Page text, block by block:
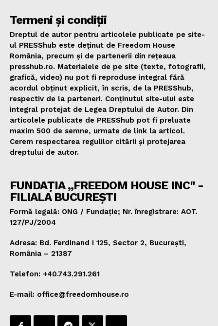
Termeni și condiții
Dreptul de autor pentru articolele publicate pe site-
ul PRESShub este deținut de Freedom House
România, precum și de partenerii din rețeaua
presshub.ro. Materialele de pe site (texte, fotografii,
grafică, video) nu pot fi reproduse integral fără
acordul obținut explicit, în scris, de la PRESShub,
respectiv de la parteneri. Conținutul site-ului este
integral protejat de Legea Dreptului de Autor. Din
articolele publicate de PRESShub pot fi preluate
maxim 500 de semne, urmate de link la articol.
Cerem respectarea regulilor citării și protejarea
dreptului de autor.
FUNDAȚIA „FREEDOM HOUSE INC" -
FILIALA BUCUREȘTI
Formă legală: ONG / Fundație; Nr. înregistrare: AOT.
127/PJ/2004
Adresa: Bd. Ferdinand I 125, Sector 2, București,
România – 21387
Telefon: +40.743.291.261
E-mail: office@freedomhouse.ro